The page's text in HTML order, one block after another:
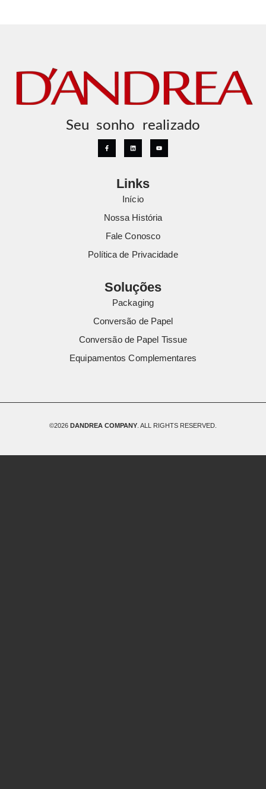
Seu sonho realizado
Links
Início
Nossa História
Fale Conosco
Política de Privacidade
Soluções
Packaging
Conversão de Papel
Conversão de Papel Tissue
Equipamentos Complementares
©2026 DANDREA COMPANY . ALL RIGHTS RESERVED.